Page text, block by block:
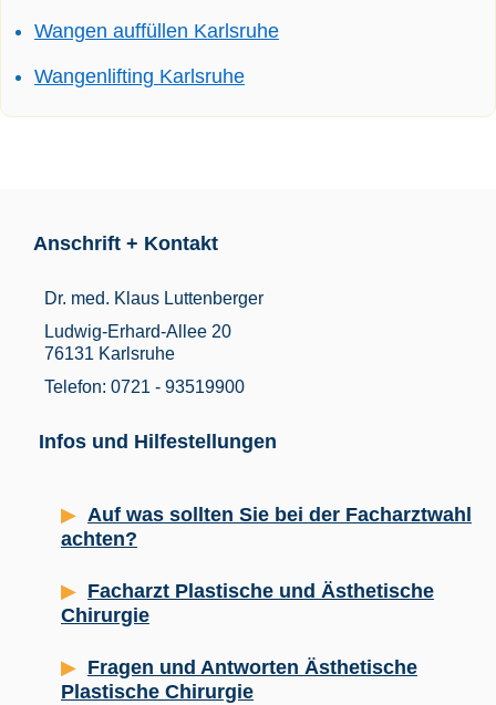
Wangen auffüllen Karlsruhe
Wangenlifting Karlsruhe
Anschrift + Kontakt
Dr. med. Klaus Luttenberger
Ludwig-Erhard-Allee 20
76131 Karlsruhe
Telefon: 0721 - 93519900
Infos und Hilfestellungen
Auf was sollten Sie bei der Facharztwahl
achten?
Facharzt Plastische und Ästhetische
Chirurgie
Fragen und Antworten Ästhetische
Plastische Chirurgie